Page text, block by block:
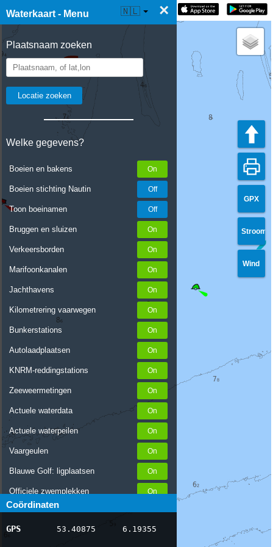
Waterkaart - Menu ×
Plaatsnaam zoeken
Welke gegevens?
Boeien en bakens
Boeien stichting Nautin
Toon boeinamen
Bruggen en sluizen
Verkeersborden
Marifoonkanalen
Jachthavens
Kilometrering vaarwegen
Bunkerstations
Autolaadplaatsen
KNRM-reddingstations
Zeeweermetingen
Actuele waterdata
Actuele waterpeilen
Vaargeulen
Blauwe Golf: ligplaatsen
Officiele zwemplekken
Stremmingen/hinder
AIS scheepsposities
Coördinaten
GPS 53.40875 6.19355
☰ Waterkaart Live 🇳🇱
GPX
Stroom
Wind